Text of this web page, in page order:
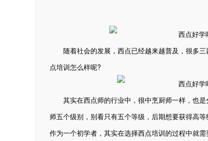
随着社会的发展，西点已经越来越普及，很多三
点培训怎么样呢?
其实在西点师的行业中，很中烹厨师一样，也是
师五个级别，别看只有五个等级，后期想要获得高等
作为一个初学者，其实在选择西点培训的过程中就